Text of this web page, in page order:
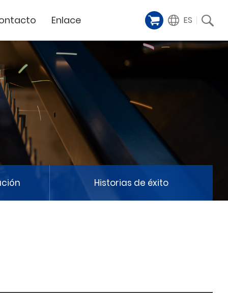
Cortador Láser
Galería de
muestras
Vídeos de
presentación
Historias de éxito
Milestoens
TODAS
Hitos de la empresa
Hito del producto
Noticias / Eventos
distribuidor
Enlace
Financing Service
GCC Web Shop
GCC Club
GCC Distributor Club
ES
Historias de éxito